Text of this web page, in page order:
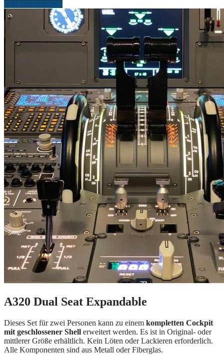
A320 Dual Seat Expandable
Dieses Set für zwei Personen kann zu einem kompletten Cockpit
mit geschlossener Shell erweitert werden. Es ist in Original- oder
mittlerer Größe erhältlich. Kein Löten oder Lackieren erforderlich.
Alle Komponenten sind aus Metall oder Fiberglas.